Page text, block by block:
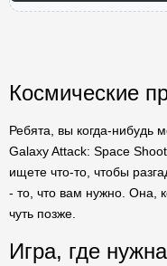
Космические
Ребята, вы когда-нибудь
Galaxy Attack: Space
ищете что-то, чтобы
- то, что вам нужно. Она,
чуть позже.
Игра, где